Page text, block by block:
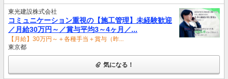
東光建設株式会社
コミュニケーション重視の【施工管理】未経験歓迎
／月給30万円～／賞与平均3～4ヶ月／...
【月給】30万円～＋各種手当＋賞与（昨...
東京都
気になる！